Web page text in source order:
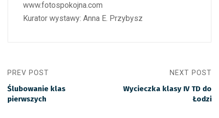
www.fotospokojna.com
Kurator wystawy: Anna E. Przybysz
PREV POST
Ślubowanie klas
pierwszych
NEXT POST
Wycieczka klasy IV TD do
Łodzi